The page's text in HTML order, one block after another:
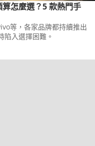
怎麼選？5 款熱門手
等，各家品牌都持續推出
陷入選擇困難。